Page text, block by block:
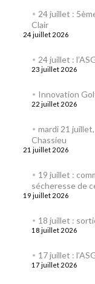
24 juillet :
Clair
24 juillet 2026
24 juillet :
23 juillet 2026
Innovation
22 juillet 2026
mardi 21
Chassieu
21 juillet 2026
19 juillet :
sécheresse de
19 juillet 2026
18 juillet :
18 juillet 2026
17 juillet :
17 juillet 2026